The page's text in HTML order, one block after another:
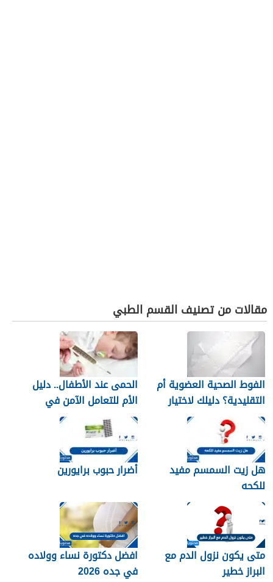
مقالات من تصنيف القسم الطبي
الفوط الصحية العضوية أم
التقليدية؟ دليلك لاختيار
النوع الأنسب لبشرتك
الحمى عند الأطفال.. دليل
الأم للتعامل الآمن في
المنزل
هل زيت السمسم مفيد
للكحه
أضرار حبوب برايورين
متى يكون نزول الدم مع
البراز خطير
افضل دكتورة نساء وولاده
في جده 2026